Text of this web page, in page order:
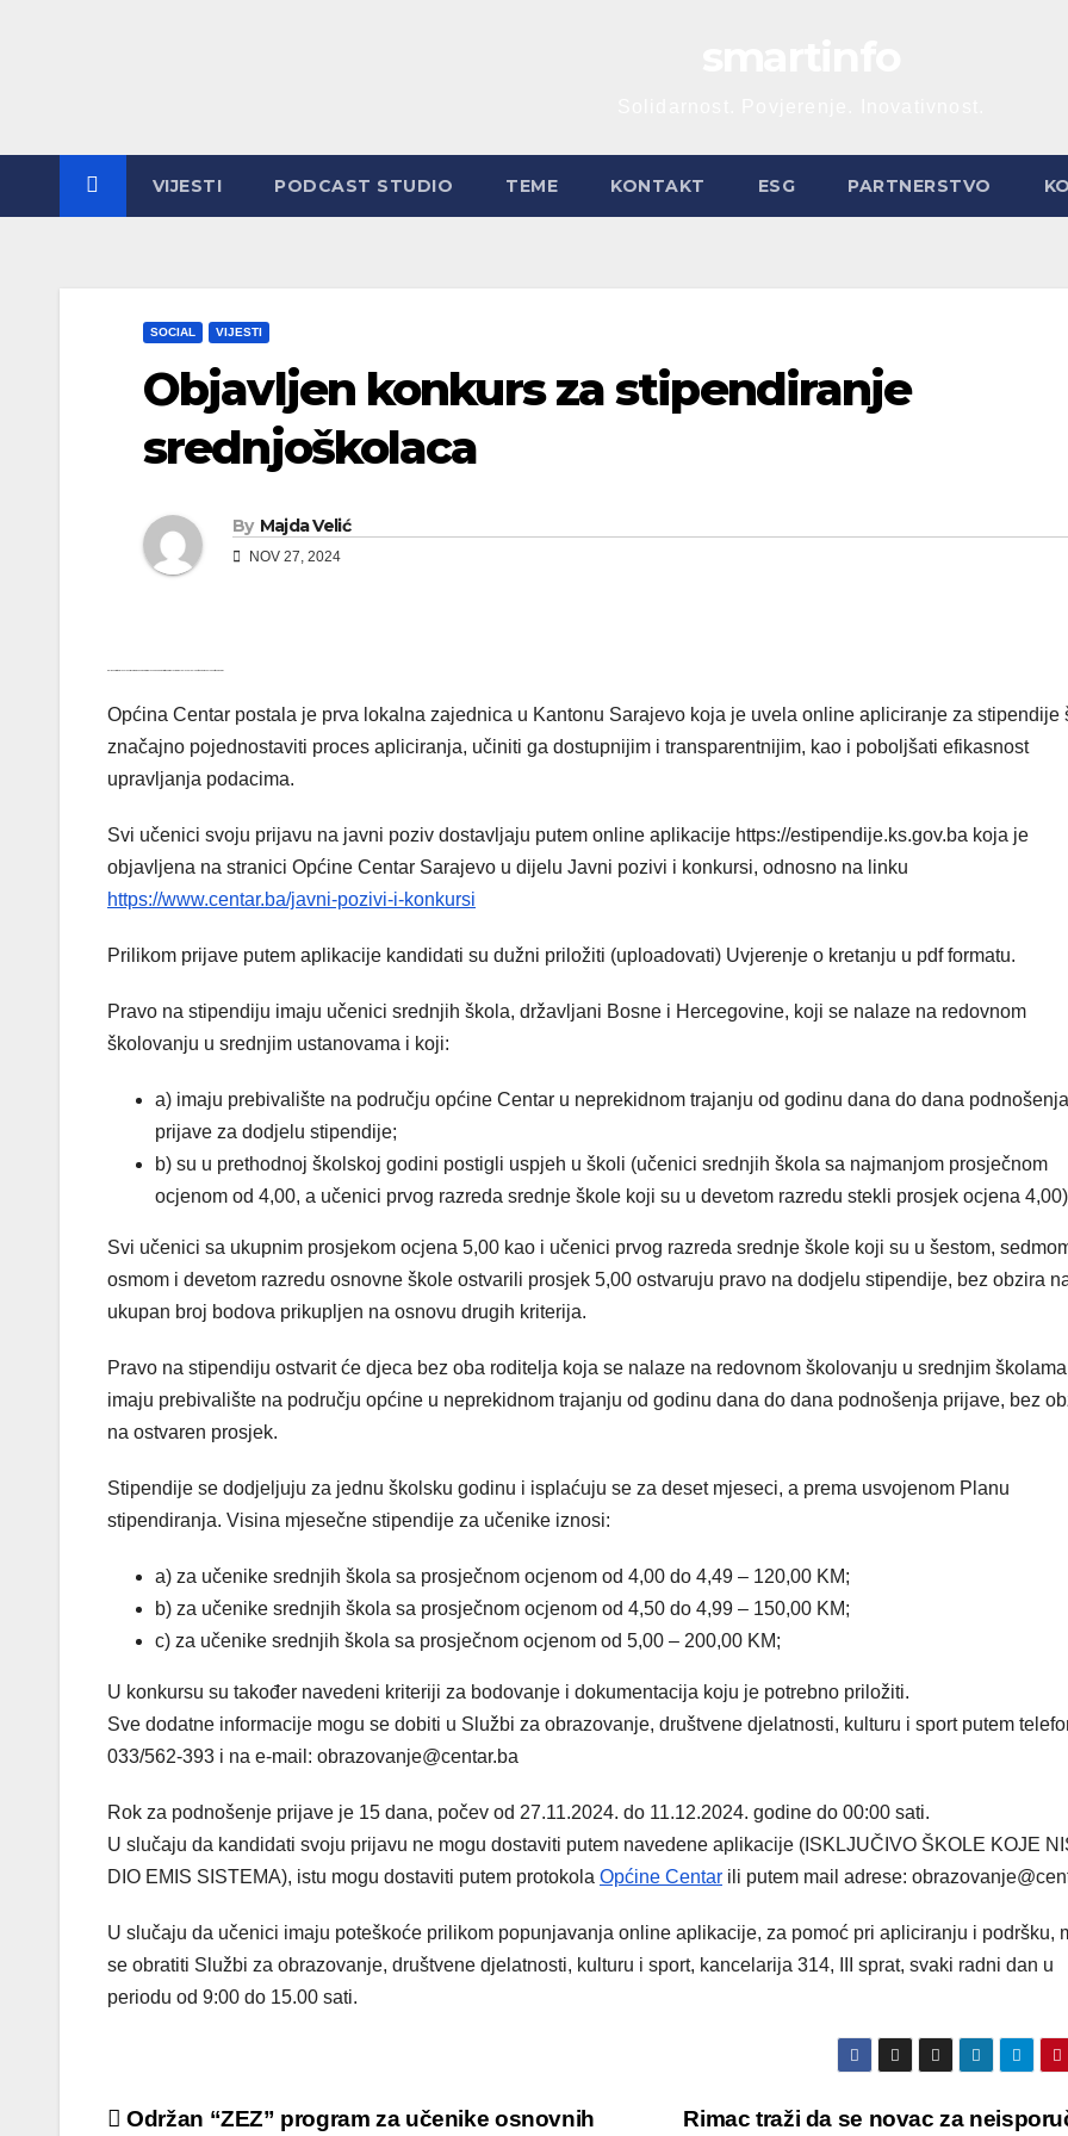
VIJESTI PODCAST STUDIO TEME KONTAKT ESG PARTNERSTVO
SOCIAL VIJESTI
Objavljen konkurs za stipendiranje
srednjoškolaca
By Majda Velić
NOV 27, 2024
Općina Centar postala je prva lokalna zajednica u Kantonu Sarajevo koja je uvela online apliciranje za stipendije
značajno pojednostaviti proces apliciranja, učiniti ga dostupnijim i transparentnijim, kao i poboljšati efikasnost
upravljanja podacima.
Svi učenici svoju prijavu na javni poziv dostavljaju putem online aplikacije https://estipendije.ks.gov.ba koja je
objavljena na stranici Općine Centar Sarajevo u dijelu Javni pozivi i konkursi, odnosno na linku
https://www.centar.ba/javni-pozivi-i-konkursi
Prilikom prijave putem aplikacije kandidati su dužni priložiti (uploadovati) Uvjerenje o kretanju u pdf formatu.
Pravo na stipendiju imaju učenici srednjih škola, državljani Bosne i Hercegovine, koji se nalaze na redovnom
školovanju u srednjim ustanovama i koji:
a) imaju prebivalište na području općine Centar u neprekidnom trajanju od godinu dana do dana podnošenja
prijave za dodjelu stipendije;
b) su u prethodnoj školskoj godini postigli uspjeh u školi (učenici srednjih škola sa najmanjom prosječnom
ocjenom od 4,00, a učenici prvog razreda srednje škole koji su u devetom razredu stekli prosjek ocjena
Svi učenici sa ukupnim prosjekom ocjena 5,00 kao i učenici prvog razreda srednje škole koji su u šestom,
osmom i devetom razredu osnovne škole ostvarili prosjek 5,00 ostvaruju pravo na dodjelu stipendije, bez obzira
ukupan broj bodova prikupljen na osnovu drugih kriterija.
Pravo na stipendiju ostvarit će djeca bez oba roditelja koja se nalaze na redovnom školovanju u srednjim
imaju prebivalište na području općine u neprekidnom trajanju od godinu dana do dana podnošenja prijave, bez
na ostvaren prosjek.
Stipendije se dodjeljuju za jednu školsku godinu i isplaćuju se za deset mjeseci, a prema usvojenom Planu
stipendiranja. Visina mjesečne stipendije za učenike iznosi:
a) za učenike srednjih škola sa prosječnom ocjenom od 4,00 do 4,49 – 120,00 KM;
b) za učenike srednjih škola sa prosječnom ocjenom od 4,50 do 4,99 – 150,00 KM;
c) za učenike srednjih škola sa prosječnom ocjenom od 5,00 – 200,00 KM;
U konkursu su također navedeni kriteriji za bodovanje i dokumentacija koju je potrebno priložiti.
Sve dodatne informacije mogu se dobiti u Službi za obrazovanje, društvene djelatnosti, kulturu i sport putem
033/562-393 i na e-mail: obrazovanje@centar.ba
Rok za podnošenje prijave je 15 dana, počev od 27.11.2024. do 11.12.2024. godine do 00:00 sati.
U slučaju da kandidati svoju prijavu ne mogu dostaviti putem navedene aplikacije (ISKLJUČIVO ŠKOLE KOJE
DIO EMIS SISTEMA), istu mogu dostaviti putem protokola Općine Centar ili putem mail adrese:
U slučaju da učenici imaju poteškoće prilikom popunjavanja online aplikacije, za pomoć pri apliciranju i podršku,
se obratiti Službi za obrazovanje, društvene djelatnosti, kulturu i sport, kancelarija 314, III sprat, svaki radni dan u
periodu od 9:00 do 15.00 sati.
Rimac traži da se novac za
Održan “ZEZ” program za učenike osnovnih